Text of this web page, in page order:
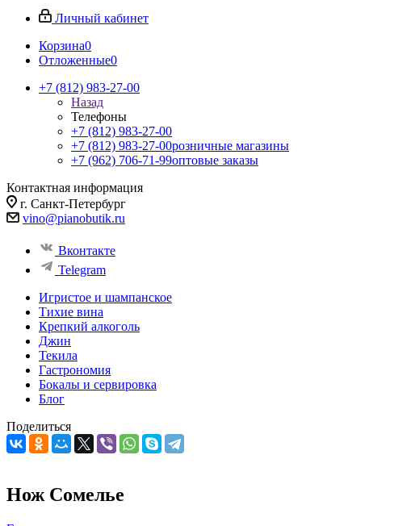
Личный кабинет
Корзина0
Отложенные0
+7 (812) 983-27-00
Назад
Телефоны
+7 (812) 983-27-00
+7 (812) 983-27-00розничные магазины
+7 (962) 706-71-99оптовые заказы
Контактная информация
г. Санкт-Петербург
vino@pianobutik.ru
Вконтакте
Telegram
Игристое и шампанское
Тихие вина
Крепкий алкоголь
Джин
Текила
Гастрономия
Бокалы и сервировка
Блог
Поделиться
Нож Сомелье